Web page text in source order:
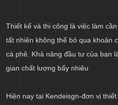
Thiết kế và thi công là việc làm
tất nhiên không thể bỏ qua khoản
cà phê. Khả năng đầu tư của bạn
gian chất lượng bấy nhiêu
Hiện nay tại Kendeisgn-đơn vị